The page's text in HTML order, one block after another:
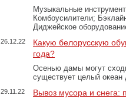
Музыкальные
Комбоусилители;
Диджейское
26.12.22
Какую белорусскую
года?
Осенью дамы могут
существует целый
29.11.22 Вывоз мусора и